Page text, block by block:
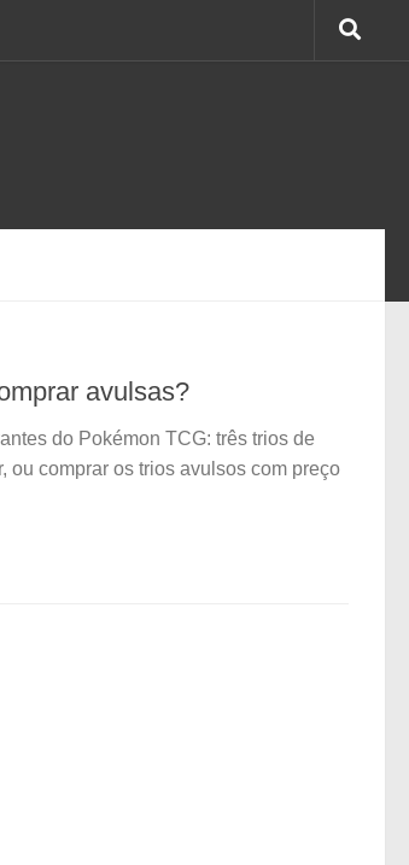
avulsas?
do Pokémon TCG: três trios de
ou comprar os trios avulsos com preço